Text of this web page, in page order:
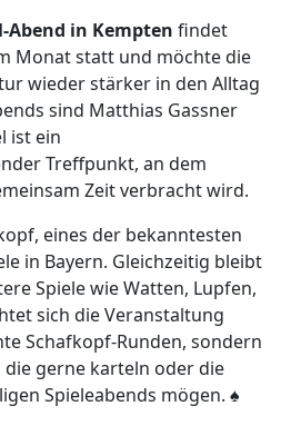
Abend in Kempten findet
Monat statt und möchte die
wieder stärker in den Alltag
sind Matthias Gassner
ist ein
Treffpunkt, an dem
Zeit verbracht wird.
eines der bekanntesten
in Bayern. Gleichzeitig bleibt
Spiele wie Watten, Lupfen,
sich die Veranstaltung
Schafkopf-Runden, sondern
gerne karteln oder die
Spieleabends mögen. ♠️